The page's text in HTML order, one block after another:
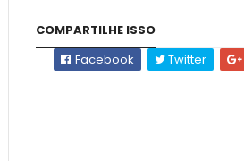
COMPARTILHE ISSO
Facebook
Twitter